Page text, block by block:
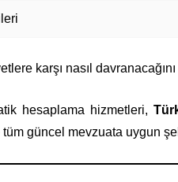
karşı nasıl
hesaplama hizmetleri,
güncel mevzuata uygun